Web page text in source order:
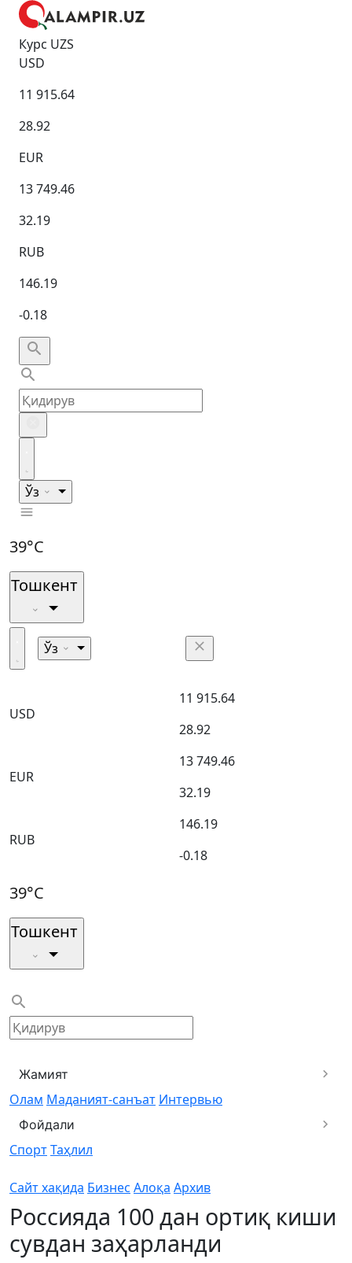
Курс UZS
USD
11 915.64
28.92
EUR
13 749.46
32.19
RUB
146.19
-0.18
Ўз
39°C
Тошкент
Ўз
USD
11 915.64
28.92
EUR
13 749.46
32.19
RUB
146.19
-0.18
39°C
Тошкент
Жамият
Олам Маданият-санъат Интервью
Фойдали
СпортТаҳлил
Сайт хақида Бизнес Алоқа Архив
Россияда 100 дан ортиқ киши
сувдан заҳарланди